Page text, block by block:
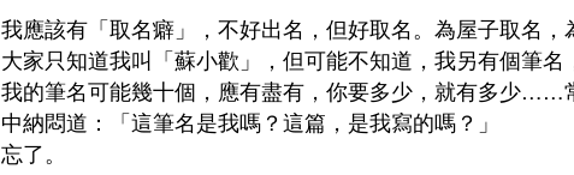
我應該有「取名癖」，不好出名，但好取名。為屋子取名，
大家只知道我叫「蘇小歡」，但可能不知道，我另有個筆名
我的筆名可能幾十個，應有盡有，你要多少，就有多少……
中納悶道：「這筆名是我嗎？這篇，是我寫的嗎？」
忘了。